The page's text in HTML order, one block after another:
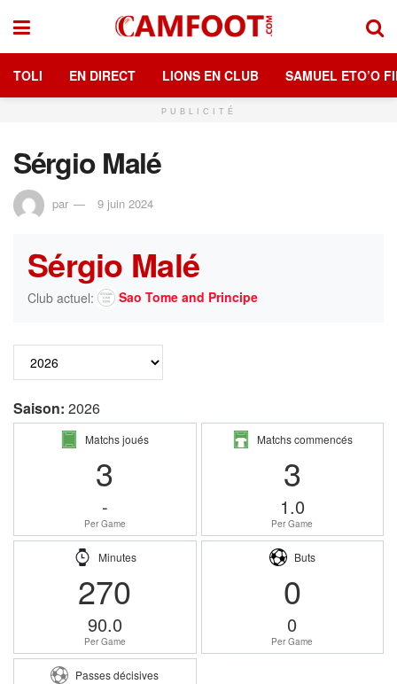
TOLI EN DIRECT LIONS EN CLUB SAMUEL ETO’O
PUBLICITÉ
Sérgio Malé
par 9 juin 2024
Sérgio Malé
Club actuel: Sao Tome and Principe
Saison: 2026
Matchs joués
3
-
Per Game
Matchs commencés
3
1.0
Per Game
Minutes
270
90.0
Per Game
Buts
0
0
Per Game
Passes décisives